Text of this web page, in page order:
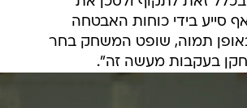
סייע בידי כוחות האבטחה
תמוה, שופט המשחק בחר
בעקבות מעשה זה".